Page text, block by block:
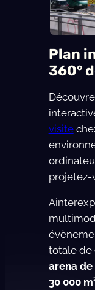
Plan
360°
visite
projetez-
totale de
arena de
30 000